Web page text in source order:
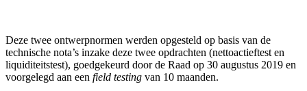
Deze twee ontwerpnormen werden opgesteld op basis van de
technische nota’s inzake deze twee opdrachten (nettoactieftest en
liquiditeitstest), goedgekeurd door de Raad op 30 augustus 2019 en
voorgelegd aan een field testing van 10 maanden.